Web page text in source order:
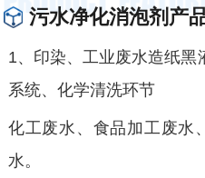
污水净化消泡剂产
1、印染、工业废水造纸
系统、化学清洗环节
化工废水、食品加工废水
水。